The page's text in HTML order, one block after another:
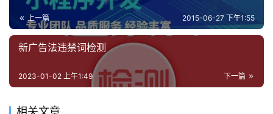
上一篇 2015-06-27 下午1:55
新广告法违禁词检测
下一篇
2023-01-02 上午1:49
相关文章